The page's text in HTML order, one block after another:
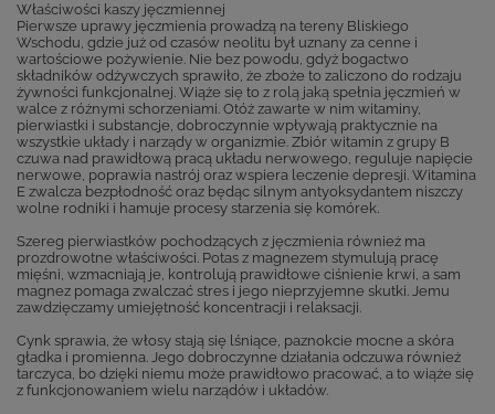
Właściwości kaszy jęczmiennej
Pierwsze uprawy jęczmienia prowadzą na tereny Bliskiego
Wschodu, gdzie już od czasów neolitu był uznany za cenne i
wartościowe pożywienie. Nie bez powodu, gdyż bogactwo
składników odżywczych sprawiło, że zboże to zaliczono do rodzaju
żywności funkcjonalnej. Wiąże się to z rolą jaką spełnia jęczmień w
walce z różnymi schorzeniami. Otóż zawarte w nim witaminy,
pierwiastki i substancje, dobroczynnie wpływają praktycznie na
wszystkie układy i narządy w organizmie. Zbiór witamin z grupy B
czuwa nad prawidłową pracą układu nerwowego, reguluje napięcie
nerwowe, poprawia nastrój oraz wspiera leczenie depresji. Witamina
E zwalcza bezpłodność oraz będąc silnym antyoksydantem niszczy
wolne rodniki i hamuje procesy starzenia się komórek.
Szereg pierwiastków pochodzących z jęczmienia również ma
prozdrowotne właściwości. Potas z magnezem stymulują pracę
mięśni, wzmacniają je, kontrolują prawidłowe ciśnienie krwi, a sam
magnez pomaga zwalczać stres i jego nieprzyjemne skutki. Jemu
zawdzięczamy umiejętność koncentracji i relaksacji.
Cynk sprawia, że włosy stają się lśniące, paznokcie mocne a skóra
gładka i promienna. Jego dobroczynne działania odczuwa również
tarczyca, bo dzięki niemu może prawidłowo pracować, a to wiąże się
z funkcjonowaniem wielu narządów i układów.